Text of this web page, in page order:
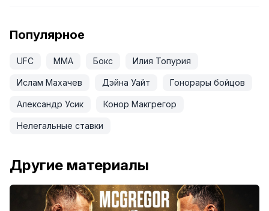
Популярное
UFC ММА Бокс Илия Топурия
Ислам Махачев Дэйна Уайт Гонорары бойцов
Александр Усик Конор Макгрегор
Нелегальные ставки
Другие материалы